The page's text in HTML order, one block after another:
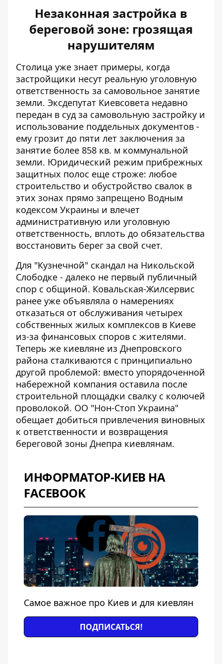
Незаконная застройка в
береговой зоне: грозящая
нарушителям
Столица уже знает примеры, когда
застройщики несут реальную уголовную
ответственность за самовольное занятие
земли. Эксдепутат Киевсовета недавно
передан в суд за самовольную застройку и
использование поддельных документов -
ему грозит до пяти лет заключения за
занятие более 858 кв. м коммунальной
земли. Юридический режим прибрежных
защитных полос еще строже: любое
строительство и обустройство свалок в
этих зонах прямо запрещено Водным
кодексом Украины и влечет
административную или уголовную
ответственность, вплоть до обязательства
восстановить берег за свой счет.
Для "Кузнечной" скандал на Никольской
Слободке - далеко не первый публичный
спор с общиной. Ковальская-Жилсервис
ранее уже объявляла о намерениях
отказаться от обслуживания четырех
собственных жилых комплексов в Киеве
из-за финансовых споров с жителями.
Теперь же киевляне из Днепровского
района сталкиваются с принципиально
другой проблемой: вместо упорядоченной
набережной компания оставила после
строительной площадки свалку с колючей
проволокой. ОО "Нон-Стоп Украина"
обещает добиться привлечения виновных
к ответственности и возвращения
береговой зоны Днепра киевлянам.
ИНФОРМАТОР-КИЕВ НА
FACEBOOK
Самое важное про Киев и для киевлян
ПОДПИСАТЬСЯ!